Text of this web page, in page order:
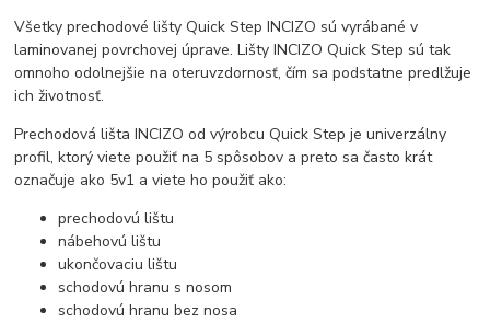
Všetky prechodové lišty Quick Step INCIZO sú vyrábané v
laminovanej povrchovej úprave. Lišty INCIZO Quick Step sú tak
omnoho odolnejšie na oteruvzdornosť, čím sa podstatne predlžuje
ich životnosť.
Prechodová lišta INCIZO od výrobcu Quick Step je univerzálny
profil, ktorý viete použiť na 5 spôsobov a preto sa často krát
označuje ako 5v1 a viete ho použiť ako:
prechodovú lištu
nábehovú lištu
ukončovaciu lištu
schodovú hranu s nosom
schodovú hranu bez nosa